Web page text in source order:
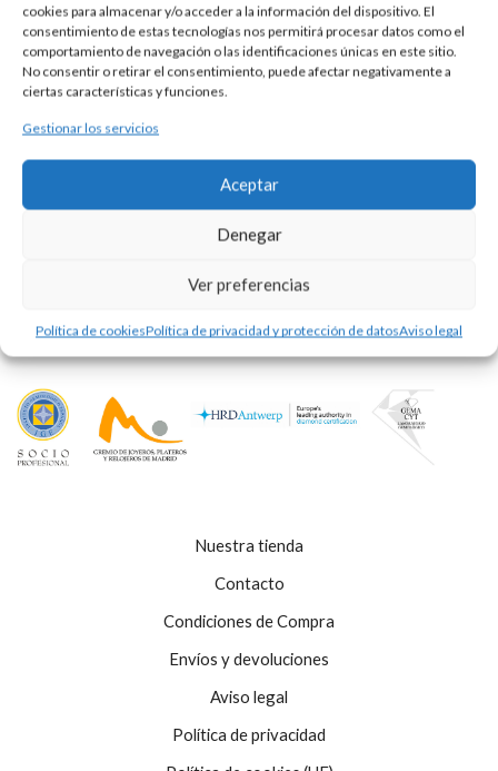
cookies para almacenar y/o acceder a la información del dispositivo. El
consentimiento de estas tecnologías nos permitirá procesar datos como el
comportamiento de navegación o las identificaciones únicas en este sitio.
No consentir o retirar el consentimiento, puede afectar negativamente a
ciertas características y funciones.
Gestionar los servicios
Aceptar
Denegar
Ver preferencias
Política de cookiesPolítica de privacidad y protección de datosAviso legal
MEDALLA PLATA VIRGEN NIÑA
38,00€
Esta es una pieza única al ser realizada de manera artesanal en
nuestros talleres de Madrid, España. Es por ello por lo que sus
características y precio pueden variar de una pieza a otra. Para
Nuestra tienda
Contacto
Condiciones de Compra
Envíos y devoluciones
Aviso legal
Política de privacidad